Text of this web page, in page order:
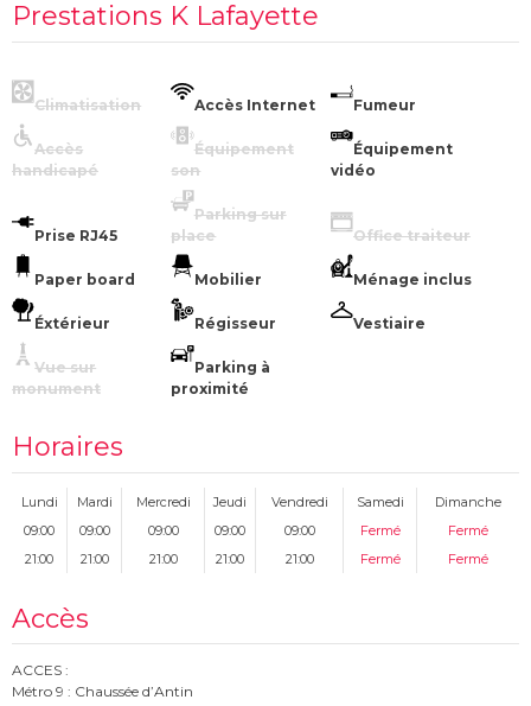
Prestations K Lafayette
Climatisation Accès Internet Fumeur
Accès
handicapé
Équipement
son
Équipement
vidéo
Prise RJ45
Parking sur
place
Office traiteur
Paper board Mobilier Ménage inclus
Éxtérieur Régisseur Vestiaire
Vue sur
monument
Parking à
proximité
Horaires
Lundi Mardi Mercredi Jeudi Vendredi Samedi
Dimanche
09:00
09:00 09:00 09:00 09:00 Fermé
Fermé
21:00
21:00 21:00 21:00 21:00 Fermé Fermé
Accès
ACCES :
Métro 9 : Chaussée d’Antin